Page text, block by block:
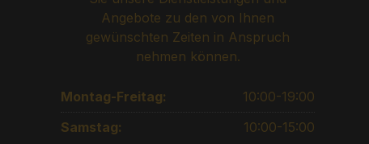
Angebote zu den von Ihnen
gewünschten Zeiten in Anspruch
nehmen können.
Montag-Freitag:
10:00-19:00
Samstag:
10:00-15:00